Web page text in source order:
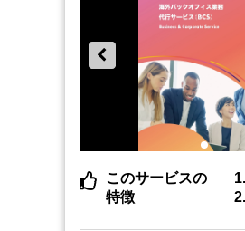
このサービスの
特徴